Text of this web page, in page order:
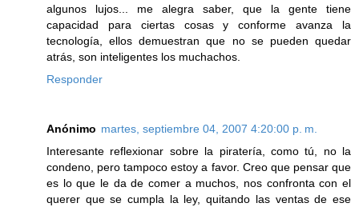
algunos lujos... me alegra saber, que la gente tiene
capacidad para ciertas cosas y conforme avanza la
tecnología, ellos demuestran que no se pueden quedar
atrás, son inteligentes los muchachos.
Responder
Anónimo martes, septiembre 04, 2007 4:20:00 p. m.
Interesante reflexionar sobre la piratería, como tú, no la
condeno, pero tampoco estoy a favor. Creo que pensar que
es lo que le da de comer a muchos, nos confronta con el
querer que se cumpla la ley, quitando las ventas de ese